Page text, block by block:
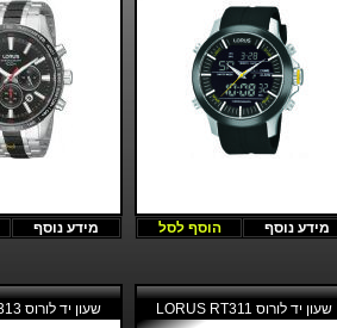
מידע נוסף הוסף לסל מידע נוסף
שעון יד לורוס LORUS RT311 שעון יד לורוס LORUS RT313